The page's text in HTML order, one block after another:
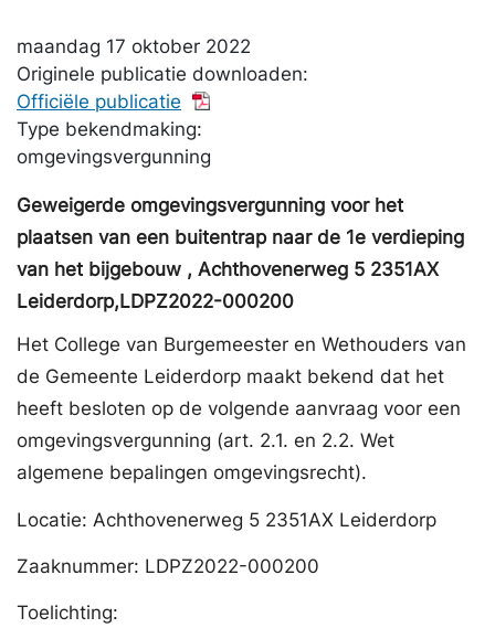
maandag 17 oktober 2022
Originele publicatie downloaden:
Officiële publicatie
Type bekendmaking:
omgevingsvergunning
Geweigerde omgevingsvergunning voor het
plaatsen van een buitentrap naar de 1e verdieping
van het bijgebouw , Achthovenerweg 5 2351AX
Leiderdorp,LDPZ2022-000200
Het College van Burgemeester en Wethouders van
de Gemeente Leiderdorp maakt bekend dat het
heeft besloten op de volgende aanvraag voor een
omgevingsvergunning (art. 2.1. en 2.2. Wet
algemene bepalingen omgevingsrecht).
Locatie: Achthovenerweg 5 2351AX Leiderdorp
Zaaknummer: LDPZ2022-000200
Toelichting: